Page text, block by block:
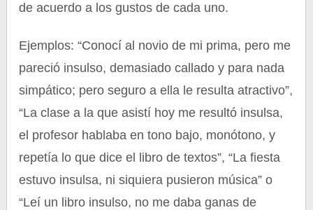
de acuerdo a los gustos de cada uno.
Ejemplos: “Conocí al novio de mi prima, pero me
pareció insulso, demasiado callado y para nada
simpático; pero seguro a ella le resulta atractivo”,
“La clase a la que asistí hoy me resultó insulsa,
el profesor hablaba en tono bajo, monótono, y
repetía lo que dice el libro de textos”, “La fiesta
estuvo insulsa, ni siquiera pusieron música” o
“Leí un libro insulso, no me daba ganas de